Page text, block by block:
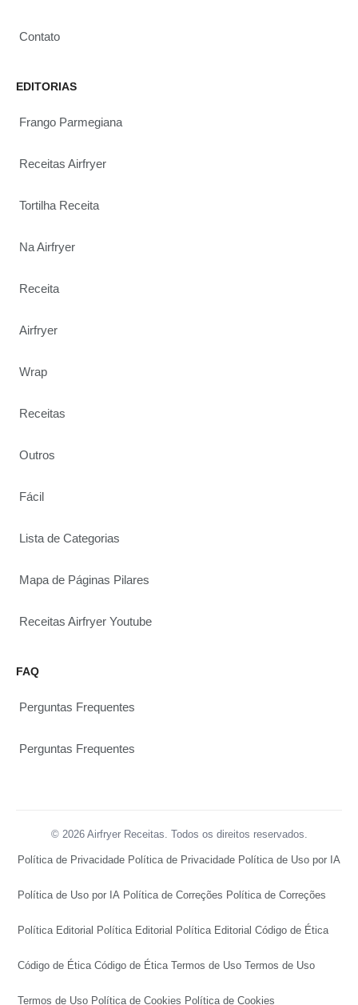
Contato
EDITORIAS
Frango Parmegiana
Receitas Airfryer
Tortilha Receita
Na Airfryer
Receita
Airfryer
Wrap
Receitas
Outros
Fácil
Lista de Categorias
Mapa de Páginas Pilares
Receitas Airfryer Youtube
FAQ
Perguntas Frequentes
Perguntas Frequentes
© 2026 Airfryer Receitas. Todos os direitos reservados.
Política de Privacidade Política de Privacidade Política de Uso por IA
Política de Uso por IA Política de Correções Política de Correções
Política Editorial Política Editorial Política Editorial Código de Ética
Código de Ética Código de Ética Termos de Uso Termos de Uso
Termos de Uso Política de Cookies Política de Cookies